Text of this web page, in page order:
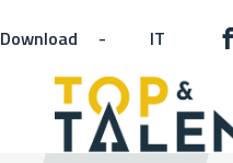
Download - IT